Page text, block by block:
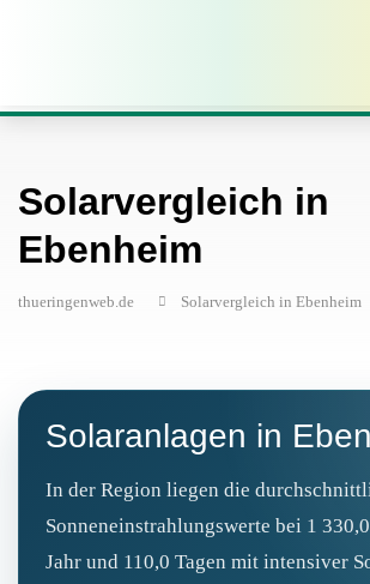
Solarvergleich in
Ebenheim
thueringenweb.de Solarvergleich in Ebenheim
Solaranlagen in
In der Region liegen die
Sonneneinstrahlungswerte bei 1
Jahr und 110,0 Tagen mit intensiver